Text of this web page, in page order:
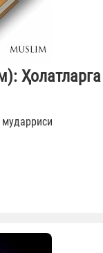
Ҳолатларга